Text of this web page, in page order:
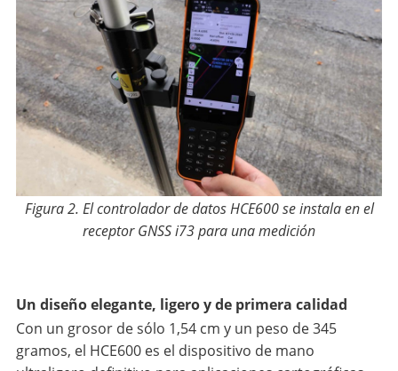
Figura 2. El controlador de datos HCE600 se instala en el
receptor GNSS i73 para una medición
Un diseño elegante, ligero y de primera calidad
Con un grosor de sólo 1,54 cm y un peso de 345
gramos, el HCE600 es el dispositivo de mano